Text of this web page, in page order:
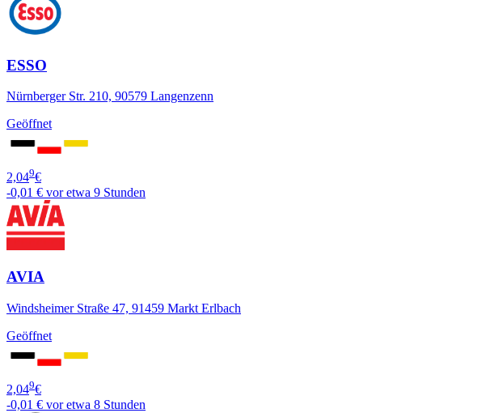
ESSO
Nürnberger Str. 210, 90579 Langenzenn
Geöffnet
2,049€
-0,01 € vor etwa 9 Stunden
AVIA
Windsheimer Straße 47, 91459 Markt Erlbach
Geöffnet
2,049€
-0,01 € vor etwa 8 Stunden